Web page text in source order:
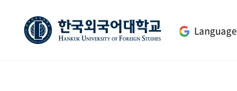
Language